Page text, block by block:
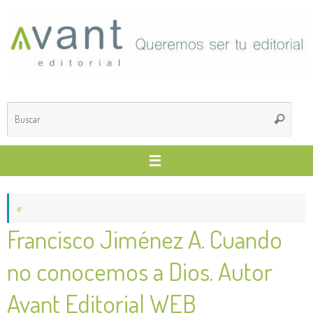
contenido
Buscar
«
Francisco Jiménez A. Cuando
no conocemos a Dios. Autor
Avant Editorial WEB